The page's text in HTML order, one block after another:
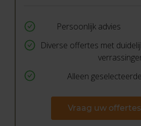
Persoonlijk
Diverse offertes met
Alleen
Vraag uw